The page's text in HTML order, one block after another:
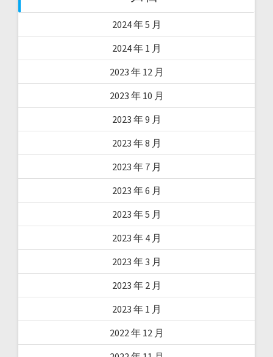
2024 年 5 月
2024 年 1 月
2023 年 12 月
2023 年 10 月
2023 年 9 月
2023 年 8 月
2023 年 7 月
2023 年 6 月
2023 年 5 月
2023 年 4 月
2023 年 3 月
2023 年 2 月
2023 年 1 月
2022 年 12 月